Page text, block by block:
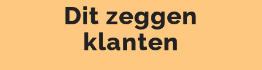
Dit zeggen
klanten